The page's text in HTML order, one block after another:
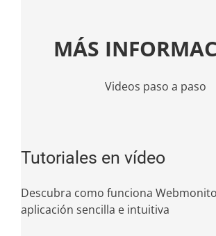
MÁS
Videos paso a paso
Tutoriales en vídeo
Descubra como funciona
aplicación sencilla e intuitiva